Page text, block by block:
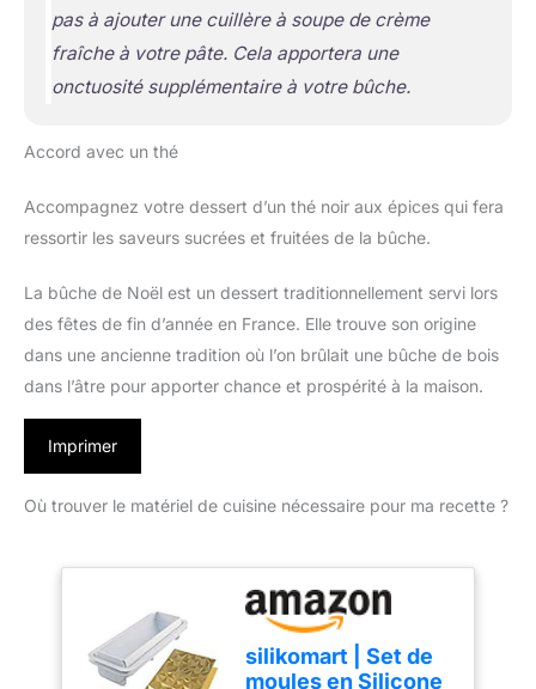
pas à ajouter une cuillère à soupe de crème
fraîche à votre pâte. Cela apportera une
onctuosité supplémentaire à votre bûche.
Accord avec un thé
Accompagnez votre dessert d’un thé noir aux épices qui fera
ressortir les saveurs sucrées et fruitées de la bûche.
La bûche de Noël est un dessert traditionnellement servi lors
des fêtes de fin d’année en France. Elle trouve son origine
dans une ancienne tradition où l’on brûlait une bûche de bois
dans l’âtre pour apporter chance et prospérité à la maison.
Imprimer
Où trouver le matériel de cuisine nécessaire pour ma recette ?
silikomart | Set de
moules en Silicone